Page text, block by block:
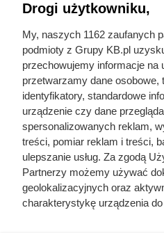
uwagę podczas
nasze porady i wstępnie oblicz
Drogi użytkowniku,
My, naszych 1162 zaufanych
podmioty z Grupy KB.pl
przechowujemy informacje na
przetwarzamy dane osobowe,
identyfikatory, standardowe
urządzenie czy dane
spersonalizowanych reklam,
treści, pomiar reklam i treści,
ulepszanie usług. Za zgodą
Partnerzy możemy używać
geolokalizacyjnych oraz
charakterystykę urządzenia